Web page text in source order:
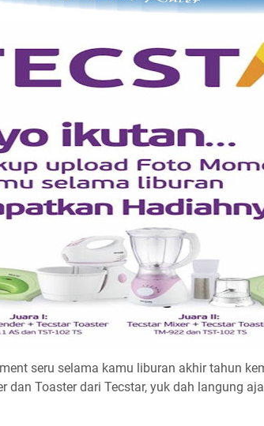
seru selama kamu liburan akhir tahun
dan Toaster dari Tecstar, yuk dah langung